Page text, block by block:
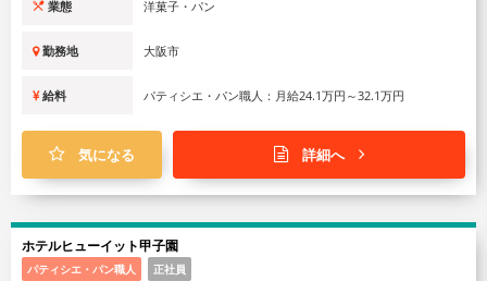
業態 洋菓子・パン
勤務地 大阪市
給料 パティシエ・パン職人：月給24.1万円～32.1万円
気になる 詳細へ
ホテルヒューイット甲子園
パティシエ・パン職人 正社員